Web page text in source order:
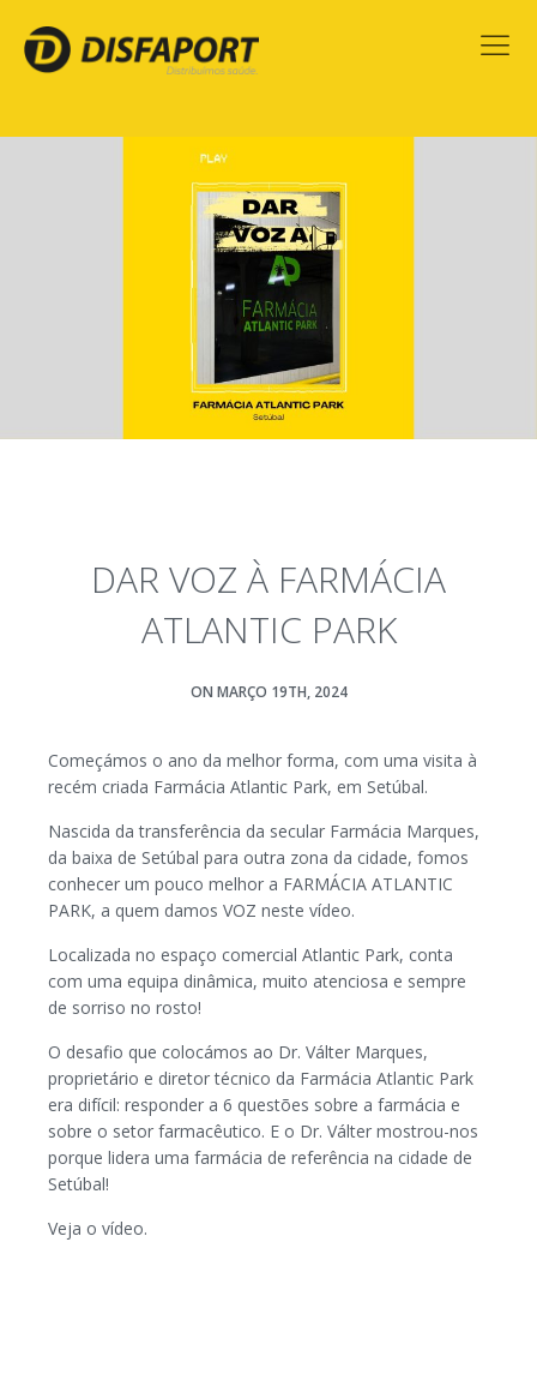
DAR VOZ À FARMÁCIA
ATLANTIC PARK
ON MARÇO 19TH, 2024
Começámos o ano da melhor forma, com uma visita à
recém criada Farmácia Atlantic Park, em Setúbal.
Nascida da transferência da secular Farmácia Marques,
da baixa de Setúbal para outra zona da cidade, fomos
conhecer um pouco melhor a FARMÁCIA ATLANTIC
PARK, a quem damos VOZ neste vídeo.
Localizada no espaço comercial Atlantic Park, conta
com uma equipa dinâmica, muito atenciosa e sempre
de sorriso no rosto!
O desafio que colocámos ao Dr. Válter Marques,
proprietário e diretor técnico da Farmácia Atlantic Park
era difícil: responder a 6 questões sobre a farmácia e
sobre o setor farmacêutico. E o Dr. Válter mostrou-nos
porque lidera uma farmácia de referência na cidade de
Setúbal!
Veja o vídeo.